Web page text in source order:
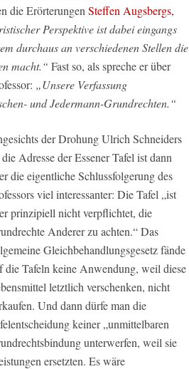
die Erörterungen Steffen Augsbergs,
Perspektive ist dabei eingangs
durchaus an verschiedenen Stellen die
macht.“ Fast so, als spreche er über
„Unsere Verfassung
und Jedermann-Grundrechten.“
der Drohung Ulrich Schneiders
Adresse der Essener Tafel ist dann
die eigentliche Schlussfolgerung des
viel interessanter: Die Tafel „ist
prinzipiell nicht verpflichtet, die
Anderer zu achten.“Das
Gleichbehandlungsgesetz fände
die Tafeln keine Anwendung, weil diese
letztlich verschenken, nicht
Und dann dürfe man die
keiner„unmittelbaren
unterwerfen, weil sie
ersetzten. Es wäre